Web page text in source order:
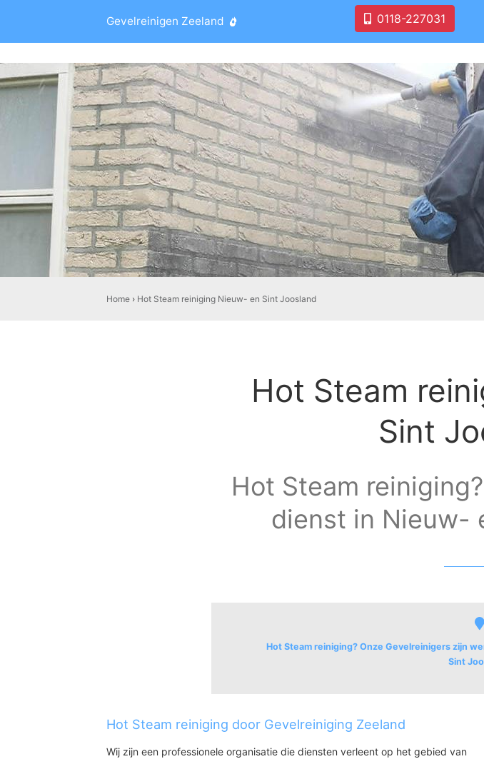
Gevelreinigen Zeeland 0118-227031
Home › Hot Steam reiniging Nieuw- en Sint Joosland
Hot Steam
Sint
Hot Steam
dienst in Nieuw-
Hot Steam reiniging? Onze Gevelreinigers zijn
Sint
Nieuw- en Sint Joosland
Hot Steam reiniging door Gevelreiniging Zeeland
Wij zijn een professionele organisatie die diensten verleent op het gebied van